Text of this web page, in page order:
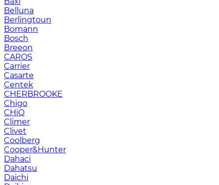
Belluna
Berlingtoun
Bomann
Bosch
Breeon
CAROS
Carrier
Casarte
Centek
CHERBROOKE
Chigo
CHiQ
Climer
Clivet
Coolberg
Cooper&Hunter
Dahaci
Dahatsu
Daichi